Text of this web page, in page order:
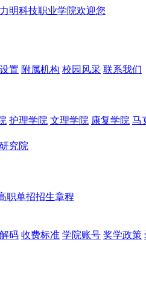
置 附属机构 校园风采 联系我们
护理学院 文理学院 康复学院 马
究院
职单招招生章程
码 收费标准 学院账号 奖学政策